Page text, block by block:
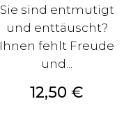
Sie sind entmutigt
und enttäuscht?
Ihnen fehlt Freude
und...
Preis
12,50 €